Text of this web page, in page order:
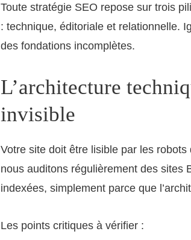
Toute stratégie SEO repose sur trois
: technique, éditoriale et relationnelle.
des fondations incomplètes.
L’architecture
invisible
Votre site doit être lisible par les
nous auditons régulièrement des sites
indexées, simplement parce que
Les points critiques à vérifier :